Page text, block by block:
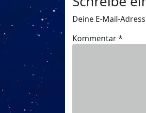
Deine E-Mail-
Kommentar*